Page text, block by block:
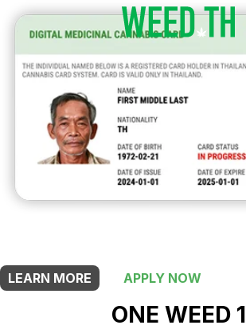
LEARN MORE
APPLY NOW
ONE WEED 1